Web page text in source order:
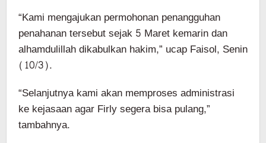
“Kami mengajukan permohonan penangguhan
penahanan tersebut sejak 5 Maret kemarin dan
alhamdulillah dikabulkan hakim,” ucap Faisol, Senin
(10/3).
“Selanjutnya kami akan memproses administrasi
ke kejasaan agar Firly segera bisa pulang,”
tambahnya.